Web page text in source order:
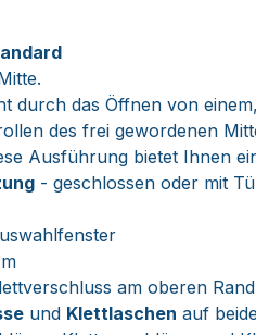
durch das Öffnen von
des frei gewordenen
Ausführung bietet Ihnen
- geschlossen oder mit
am oberen
und Klettlaschen auf